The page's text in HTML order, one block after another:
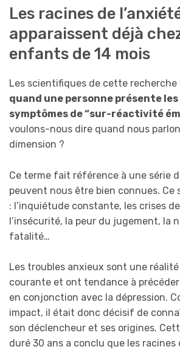
Les racines de
apparaissent déjà
enfants de 14 mois
Les scientifiques de cette recherche
quand une personne présente
symptômes de “sur-réactivité
voulons-nous dire quand nous
dimension ?
Ce terme fait référence à une série
peuvent nous être bien connues. Ce
: l’inquiétude constante, les crises
l’insécurité, la peur du jugement, la
fatalité…
Les troubles anxieux sont une
courante et ont tendance à
en conjonction avec la dépression.
impact, il était donc décisif de
son déclencheur et ses origines.
duré 30 ans a conclu que les racines